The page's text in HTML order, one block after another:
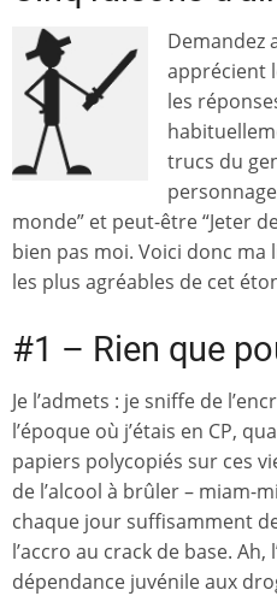
Demandez
apprécient
les
trucs du
monde” et peut-être “Jeter
bien pas moi. Voici donc ma
les plus agréables de cet
#1 – Rien que
Je l’admets : je sniffe de
l’époque où j’étais en CP,
papiers polycopiés sur ces
de l’alcool à brûler – miam-
chaque jour suffisamment
l’accro au crack de base. Ah,
dépendance juvénile aux